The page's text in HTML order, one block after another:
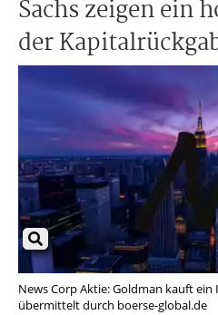
Sachs zeigen ein
der
News Corp Aktie: Goldman kauft
übermittelt durch boerse-global.de